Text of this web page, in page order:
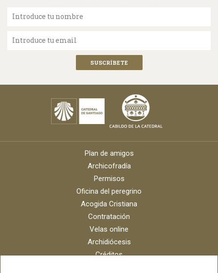
Introduce tu nombre
Introduce tu email
Plan de amigos
Archicofradía
Permisos
Oficina del peregrino
Acogida Cristiana
Contratación
Velas online
Archidiócesis
Créditos